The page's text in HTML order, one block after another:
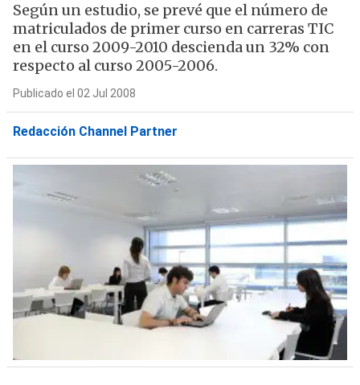
Según un estudio, se prevé que el número de
matriculados de primer curso en carreras TIC
en el curso 2009-2010 descienda un 32% con
respecto al curso 2005-2006.
Publicado el 02 Jul 2008
Redacción Channel Partner